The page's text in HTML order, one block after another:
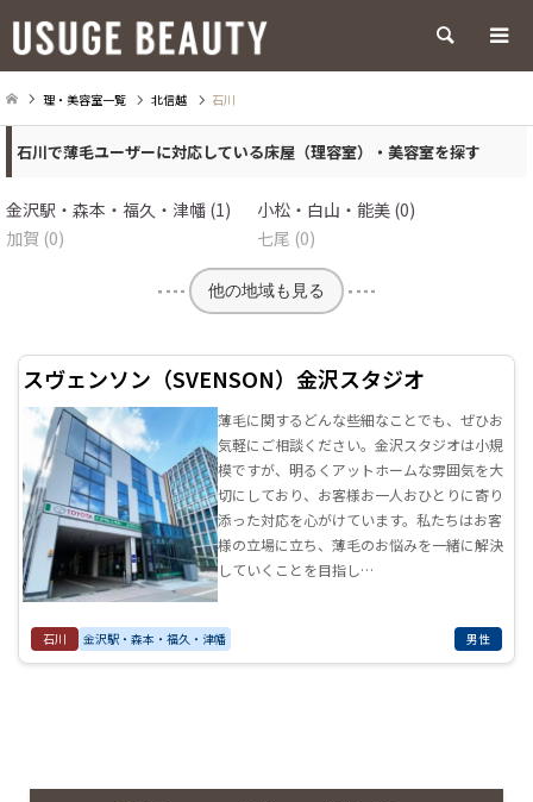
検索
理・美容室一覧 北信越 石川
石川で薄毛ユーザーに対応している床屋（理容室）・美容室を探す
金沢駅・森本・福久・津幡 (1)
小松・白山・能美 (0)
加賀 (0)
七尾 (0)
他の地域も見る
スヴェンソン（SVENSON）金沢スタジオ
薄毛に関するどんな些細なことでも、ぜひお
気軽にご相談ください。金沢スタジオは小規
模ですが、明るくアットホームな雰囲気を大
切にしており、お客様お一人おひとりに寄り
添った対応を心がけています。私たちはお客
様の立場に立ち、薄毛のお悩みを一緒に解決
していくことを目指し…
石川 金沢駅・森本・福久・津幡 男性